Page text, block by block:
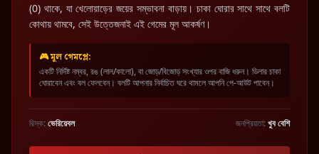
(0) থাকে, যা খেলোয়াড়ের জয়ের সম্ভাবনা বাড়ায়। চাকা ঘোরার সাথে সাথে বলটি
কোথায় থামবে, সেই উত্তেজনাই এই গেমের মূল আকর্ষণ।
🎮 মূল গেমপ্লে:
একটি নির্দিষ্ট নম্বর, রঙ (লাল/কালো), বা জোড়/বিজোড় সংখ্যার ওপর বাজি ধরুন। ডিলার চাকা
ঘোরাবেন এবং বল ফেলবেন। বলটি আপনার নির্বাচিত ঘরে থামলে আপনি পে-আউট পাবেন।
রিস্ক:ভেরিয়েবল জনপ্রিয়তা:খুব বেশি